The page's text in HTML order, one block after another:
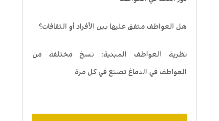
هل العواطف متفق عليها بين الأفراد أو الثقافات؟
نظرية العواطف المبنية: نسخ مختلفة من
العواطف في الدماغ تصنع في كل مرة